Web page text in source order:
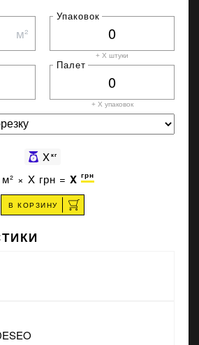
м²
Упаковок
+ X штуки
Палет
+ X упаковок
Xкг
м² × X грн = X грн
В КОРЗИНУ